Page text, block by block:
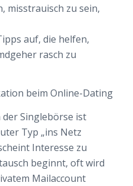
misstrauisch zu sein,
auf, die helfen,
rasch zu
beim Online-Dating
der Singlebörse ist
Typ „ins Netz
Interesse zu
beginnt, oft wird
Mailaccount